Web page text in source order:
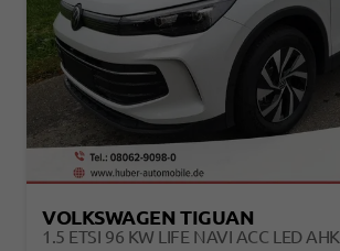
VOLKSWAGEN TIGUAN
1.5 ETSI 96 KW LIFE NAVI ACC LED AHK